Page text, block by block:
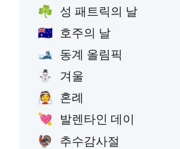
☘️ 성 패트릭의 날
🇦🇺 호주의 날
🎿 동계 올림픽
⛄ 겨울
👰 혼례
💘 발렌타인 데이
🦃 추수감사절